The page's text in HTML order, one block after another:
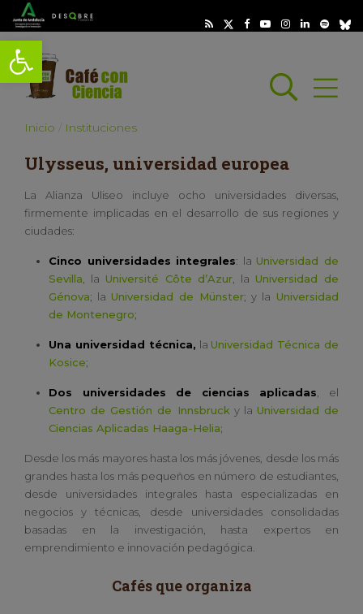
Abrir barra de herramientas
Abrir
Inicio Instituciones
Ulysseus, universidad europea
La Alianza Uliseo incluye ocho universidades diversas,
firmemente implicadas en el desarrollo de sus regiones y
ciudades:
Cinco universidades integrales: laUniversidad de
Sevilla , la Université Côte d’Azur , laUniversidad de
Génova; la Universidad de Münster; y la Universidad
de Montenegro;
Una universidad técnica, laUniversidad Técnica de
Kosice;
Dos universidades de ciencias aplicadas , el
Centro de Gestión de Innsbruck y la Universidad de
Ciencias Aplicadas Haaga-Helia;
Desde los más mayores hasta los más jóvenes, desde los más
grandes hasta los más pequeños en número de estudiantes,
desde universidades integrales hasta especializadas en
negocios y técnicas, desde universidades consolidadas
basadas en la investigación, hasta expertos en
emprendimiento e innovación pedagógica.
Cafés que organiza